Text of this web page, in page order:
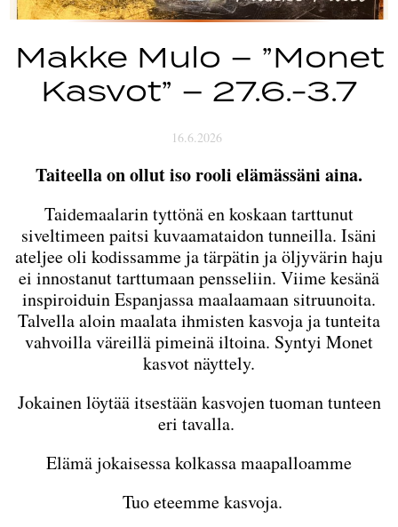
Makke Mulo – ”Monet
Kasvot” – 27.6.-3.7
16.6.2026
Taiteella on ollut iso rooli elämässäni aina.
Taidemaalarin tyttönä en koskaan tarttunut
siveltimeen paitsi kuvaamataidon tunneilla. Isäni
ateljee oli kodissamme ja tärpätin ja öljyvärin haju
ei innostanut tarttumaan pensseliin. Viime kesänä
inspiroiduin Espanjassa maalaamaan sitruunoita.
Talvella aloin maalata ihmisten kasvoja ja tunteita
vahvoilla väreillä pimeinä iltoina. Syntyi Monet
kasvot näyttely.
Jokainen löytää itsestään kasvojen tuoman tunteen
eri tavalla.
Elämä jokaisessa kolkassa maapalloamme
Tuo eteemme kasvoja.